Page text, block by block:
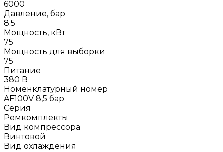
6000
Давление, бар
8.5
Мощность, кВт
75
Мощность для выборки
75
Питание
380 В
Номенклатурный номер
AF100V 8,5 бар
Серия
Ремкомплекты
Вид компрессора
Винтовой
Вид охлаждения